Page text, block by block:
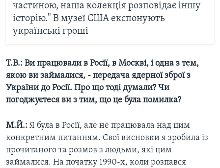
частиною, наша колекція розповідає іншу
історію." В музеї США експонують
українські гроші
Т.В.: Ви працювали в Росії, в Москві, і одна з тем,
якою ви займалися, - передача ядерної зброї з
України до Росії. Про що тоді думали? Чи
погоджуєтеся ви з тим, що це була помилка?
М.Й.: Я була в Росії, але не працювала над цим
конкретним питанням. Свої висновки я зробила із
прочитаного та розмов з людьми, які цим
займалися. На початку 1990-х, коли розпався